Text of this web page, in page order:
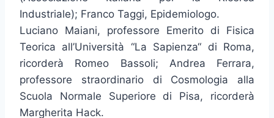
Industriale); Franco Taggi, Epidemiologo.
Luciano Maiani, professore Emerito di Fisica
Teorica all’Università “La Sapienza“ di Roma,
ricorderà Romeo Bassoli; Andrea Ferrara,
professore straordinario di Cosmologia alla
Scuola Normale Superiore di Pisa, ricorderà
Margherita Hack.